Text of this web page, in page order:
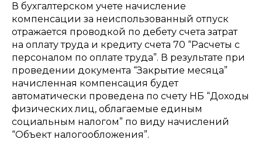
В бухгалтерском учете начисление
компенсации за неиспользованный отпуск
отражается проводкой по дебету счета затрат
на оплату труда и кредиту счета 70 “Расчеты с
персоналом по оплате труда”. В результате при
проведении документа “Закрытие месяца”
начисленная компенсация будет
автоматически проведена по счету НБ “Доходы
физических лиц, облагаемые единым
социальным налогом” по виду начислений
“Объект налогообложения”.